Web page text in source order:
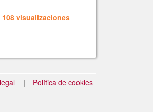
108 visualizaciones
Política de cookies